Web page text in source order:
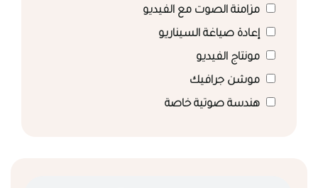
مزامنة الصوت مع الفيديو
إعادة صياغة السيناريو
مونتاج الفيديو
موشن جرافيك
هندسة صوتية خاصة